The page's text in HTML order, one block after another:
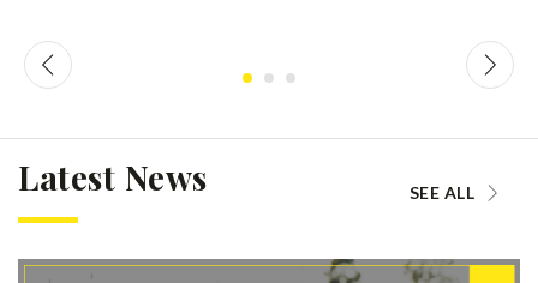
Latest News SEE ALL